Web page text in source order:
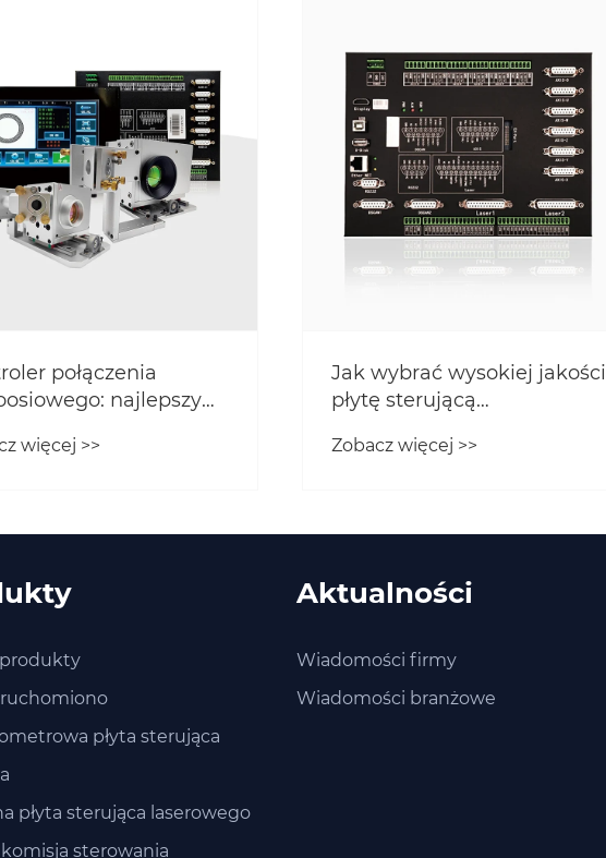
połączenia
najlepszy
więcej >>
Jak wybrać wysokiej jakości
płytę sterującą
Zobacz więcej >>
płyta sterująca
płyta sterująca laserowego
sterowania
Aktualności
Wiadomości firmy
Wiadomości branżowe